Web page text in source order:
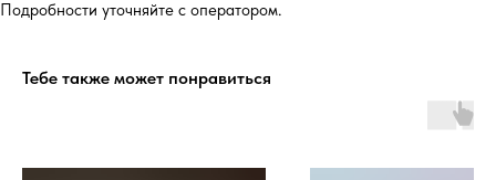
Подробности уточняйте с оператором.
Тебе также может понравиться